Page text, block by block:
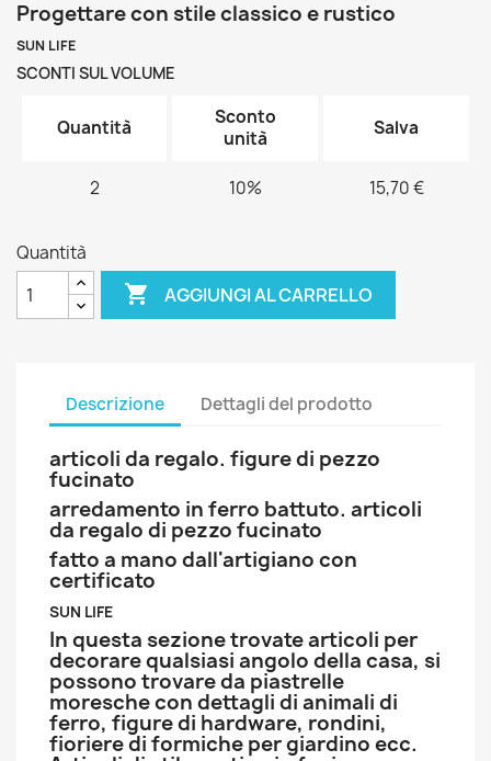
Progettare con stile classico e rustico
SUN LIFE
SCONTI SUL VOLUME
Quantità
Sconto
unità
Salva
2 10% 15,70 €
Quantità
 AGGIUNGI AL CARRELLO
Descrizione Dettagli del prodotto
articoli da regalo. figure di pezzo
fucinato
arredamento in ferro battuto. articoli
da regalo di pezzo fucinato
fatto a mano dall'artigiano con
certificato
SUN LIFE
In questa sezione trovate articoli per
decorare qualsiasi angolo della casa, si
possono trovare da piastrelle
moresche con dettagli di animali di
ferro, figure di hardware, rondini,
fioriere di formiche per giardino ecc.